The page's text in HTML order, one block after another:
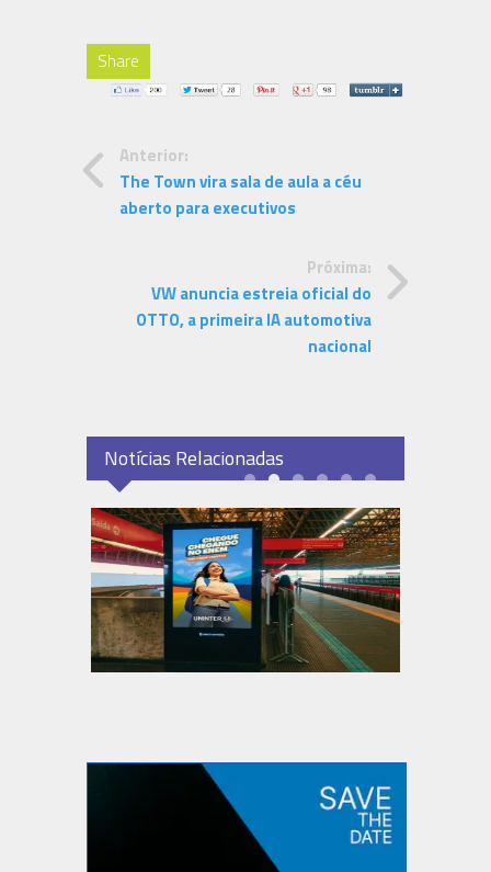
Share
Anterior:
The Town vira sala de aula a céu
aberto para executivos
Próxima:
VW anuncia estreia oficial do
OTTO, a primeira IA automotiva
nacional
Notícias Relacionadas